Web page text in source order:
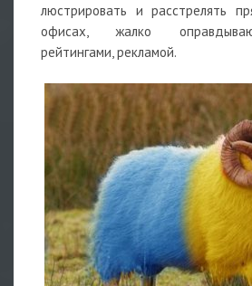
люстрировать и расстрелять
офисах, жалко
рейтингами, рекламой.